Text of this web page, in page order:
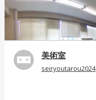
美術室
seiryoutarou2024